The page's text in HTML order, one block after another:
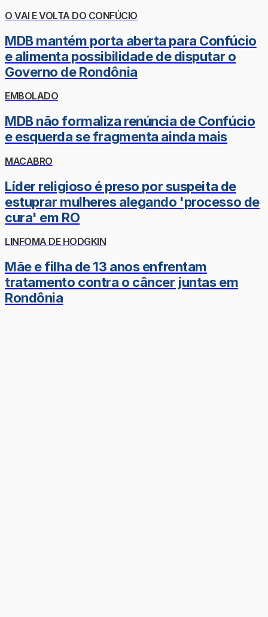
O VAI E VOLTA DO CONFÚCIO
MDB mantém porta aberta para Confúcio
e alimenta possibilidade de disputar o
Governo de Rondônia
EMBOLADO
MDB não formaliza renúncia de Confúcio
e esquerda se fragmenta ainda mais
MACABRO
Líder religioso é preso por suspeita de
estuprar mulheres alegando 'processo de
cura' em RO
LINFOMA DE HODGKIN
Mãe e filha de 13 anos enfrentam
tratamento contra o câncer juntas em
Rondônia